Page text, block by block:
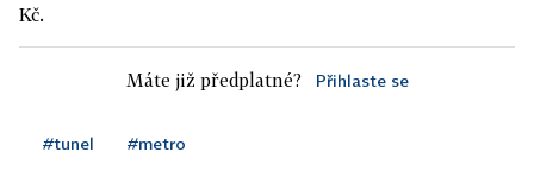
Kč.
Máte již předplatné? Přihlaste se
#tunel #metro